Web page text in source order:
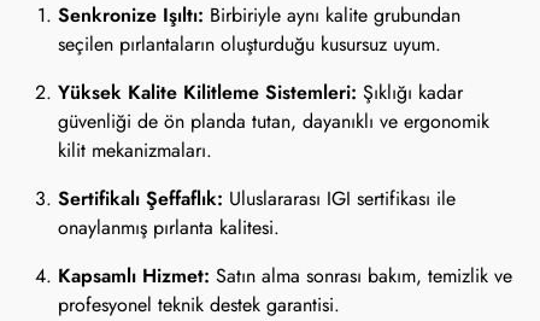
Senkronize Işıltı: Birbiriyle aynı kalite grubundan
seçilen pırlantaların oluşturduğu kusursuz uyum.
Yüksek Kalite Kilitleme Sistemleri: Şıklığı kadar
güvenliği de ön planda tutan, dayanıklı ve ergonomik
kilit mekanizmaları.
Sertifikalı Şeffaflık: Uluslararası IGI sertifikası ile
onaylanmış pırlanta kalitesi.
Kapsamlı Hizmet: Satın alma sonrası bakım, temizlik ve
profesyonel teknik destek garantisi.